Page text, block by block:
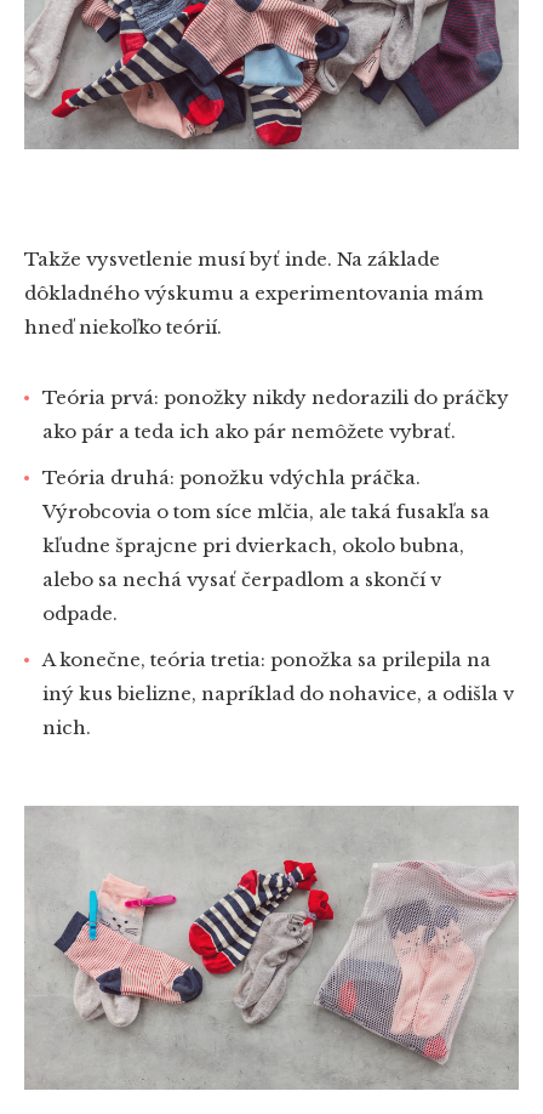
Takže vysvetlenie musí byť inde. Na základe
dôkladného výskumu a experimentovania mám
hneď niekoľko teórií.
Teória prvá: ponožky nikdy nedorazili do práčky
ako pár a teda ich ako pár nemôžete vybrať.
Teória druhá: ponožku vdýchla práčka.
Výrobcovia o tom síce mlčia, ale taká fusakľa sa
kľudne šprajcne pri dvierkach, okolo bubna,
alebo sa nechá vysať čerpadlom a skončí v
odpade.
A konečne, teória tretia: ponožka sa prilepila na
iný kus bielizne, napríklad do nohavice, a odišla v
nich.